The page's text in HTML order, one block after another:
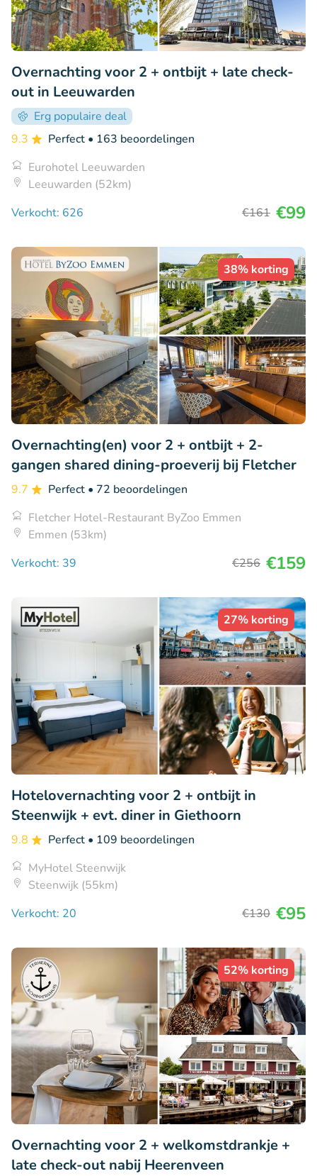
Overnachting voor 2 + ontbijt + late check-
out in Leeuwarden
Erg populaire deal
9.3
Perfect • 163 beoordelingen
Eurohotel Leeuwarden
Leeuwarden (52km)
Verkocht: 626
€161 €99
38% korting
Overnachting(en) voor 2 + ontbijt + 2-
gangen shared dining-proeverij bij Fletcher
9.7 Perfect • 72 beoordelingen
Fletcher Hotel-Restaurant ByZoo Emmen
Emmen (53km)
Verkocht: 39
€256 €159
27% korting
Hotelovernachting voor 2 + ontbijt in
Steenwijk + evt. diner in Giethoorn
9.8 Perfect • 109 beoordelingen
MyHotel Steenwijk
Steenwijk (55km)
Verkocht: 20
€130 €95
52% korting
Overnachting voor 2 + welkomstdrankje +
late check-out nabij Heerenveen